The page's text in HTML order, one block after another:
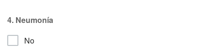
4. Neumonía
No